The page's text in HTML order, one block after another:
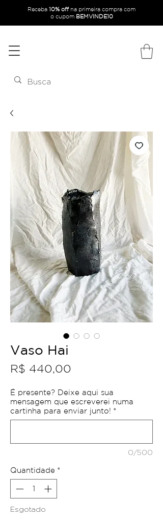
Receba 10% offna primeira compra com
o cupom BEMVINDE10
Vaso Hai
R$ 440,00
É presente? Deixe aqui sua
mensagem que escreverei numa
cartinha para enviar junto! *
0/500
Quantidade *
Esgotado